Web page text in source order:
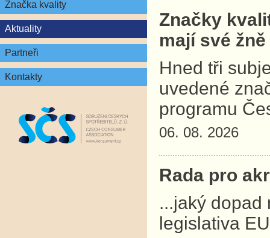
Značka kvality
Aktuality
Partneři
Kontakty
Značky
mají své žně
Hned tři
uvedené
programu
06. 08. 2026
Rada pro
...jaký dopad
legislativa